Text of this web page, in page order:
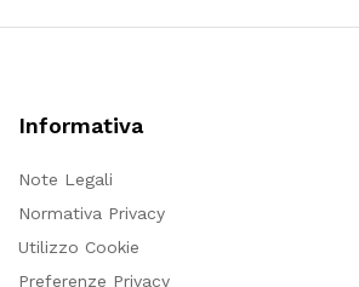
Informativa
Note Legali
Normativa Privacy
Utilizzo Cookie
Preferenze Privacy